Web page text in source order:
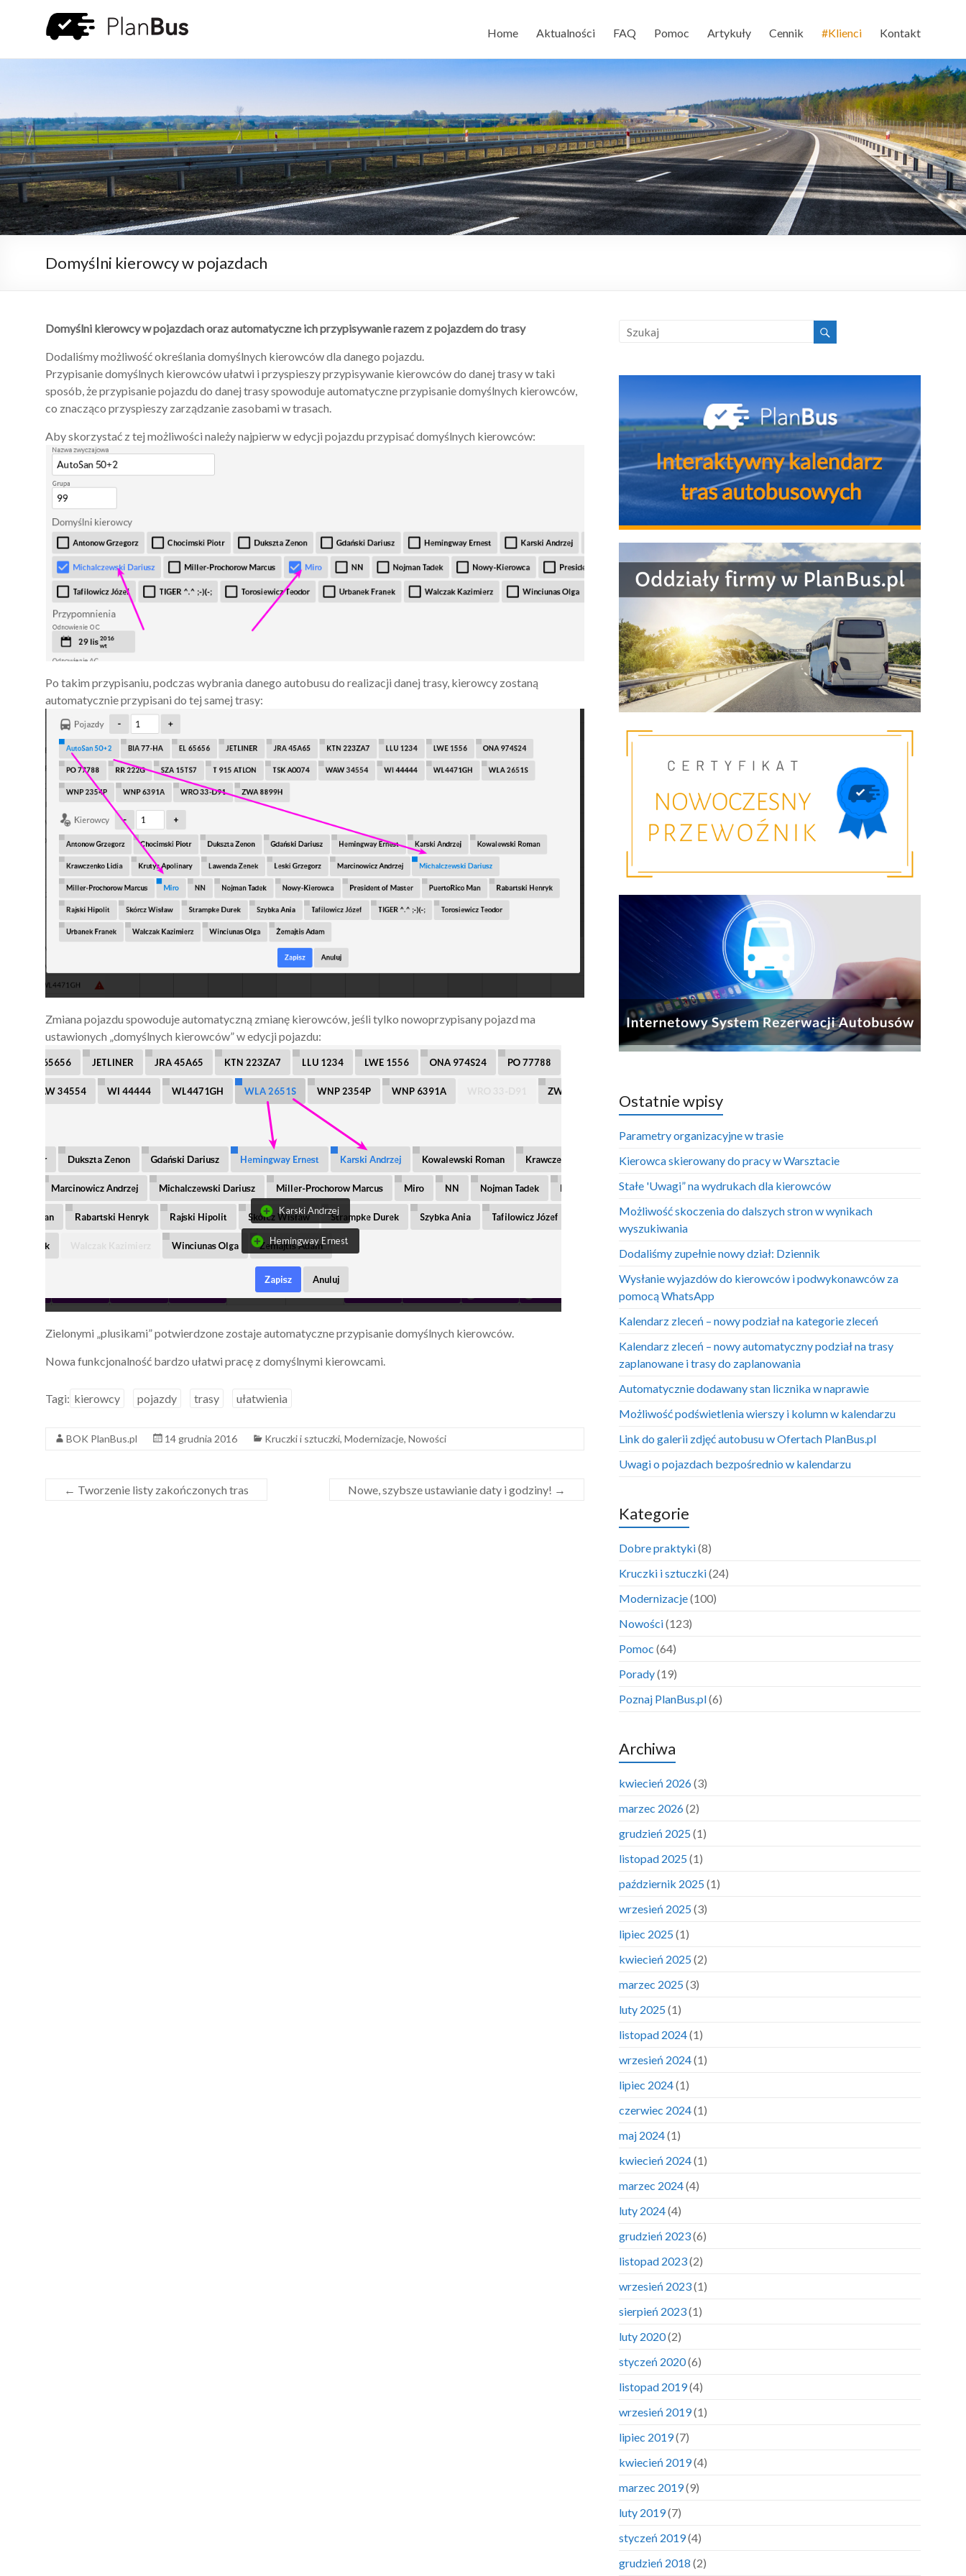
Home Aktualności FAQ Pomoc Artykuły Cennik #Klienci Kontakt
Domyślni kierowcy w pojazdach
Domyślni kierowcy w pojazdach oraz automatyczne ich przypisywanie razem z pojazdem do trasy
Dodaliśmy możliwość określania domyślnych kierowców dla danego pojazdu.
Przypisanie domyślnych kierowców ułatwi i przyspieszy przypisywanie kierowców do danej trasy w taki
sposób, że przypisanie pojazdu do danej trasy spowoduje automatyczne przypisanie domyślnych kierowców,
co znacząco przyspieszy zarządzanie zasobami w trasach.
Aby skorzystać z tej możliwości należy najpierw w edycji pojazdu przypisać domyślnych kierowców:
Po takim przypisaniu, podczas wybrania danego autobusu do realizacji danej trasy, kierowcy zostaną
automatycznie przypisani do tej samej trasy:
Zmiana pojazdu spowoduje automatyczną zmianę kierowców, jeśli tylko nowoprzypisany pojazd ma
ustawionych „domyślnych kierowców” w edycji pojazdu:
Zielonymi „plusikami” potwierdzone zostaje automatyczne przypisanie domyślnych kierowców.
Nowa funkcjonalność bardzo ułatwi pracę z domyślnymi kierowcami.
Tagi: kierowcy pojazdy trasy ułatwienia
BOK PlanBus.pl 14 grudnia 2016 Kruczki i sztuczki, Modernizacje, Nowości
← Tworzenie listy zakończonych tras Nowe, szybsze ustawianie daty i godziny! →
Ostatnie wpisy
Parametry organizacyjne w trasie
Kierowca skierowany do pracy w Warsztacie
Stałe 'Uwagi” na wydrukach dla kierowców
Możliwość skoczenia do dalszych stron w wynikach
wyszukiwania
Dodaliśmy zupełnie nowy dział: Dziennik
Wysłanie wyjazdów do kierowców i podwykonawców za
pomocą WhatsApp
Kalendarz zleceń – nowy podział na kategorie zleceń
Kalendarz zleceń – nowy automatyczny podział na trasy
zaplanowane i trasy do zaplanowania
Automatycznie dodawany stan licznika w naprawie
Możliwość podświetlenia wierszy i kolumn w kalendarzu
Link do galerii zdjęć autobusu w Ofertach PlanBus.pl
Uwagi o pojazdach bezpośrednio w kalendarzu
Kategorie
Dobre praktyki(8)
Kruczki i sztuczki(24)
Modernizacje(100)
Nowości(123)
Pomoc (64)
Porady(19)
Poznaj PlanBus.pl(6)
Archiwa
kwiecień 2026(3)
marzec 2026(2)
grudzień 2025(1)
listopad 2025(1)
październik 2025(1)
wrzesień 2025(3)
lipiec 2025(1)
kwiecień 2025(2)
marzec 2025(3)
luty 2025(1)
listopad 2024(1)
wrzesień 2024(1)
lipiec 2024(1)
czerwiec 2024(1)
maj 2024(1)
kwiecień 2024(1)
marzec 2024(4)
luty 2024(4)
grudzień 2023(6)
listopad 2023(2)
wrzesień 2023(1)
sierpień 2023(1)
luty 2020(2)
styczeń 2020(6)
listopad 2019(4)
wrzesień 2019(1)
lipiec 2019(7)
kwiecień 2019(4)
marzec 2019(9)
luty 2019(7)
styczeń 2019(4)
grudzień 2018 (2)